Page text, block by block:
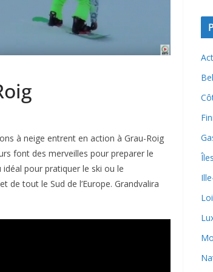
à neige entrent en action à Grau-Roig
font des merveilles pour preparer le
pour pratiquer le ski ou le
de tout le Sud de l’Europe. Grandvalira